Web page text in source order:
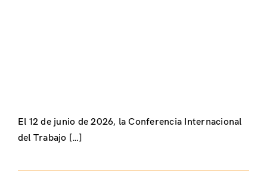
El 12 de junio de 2026, la Conferencia Internacional
del Trabajo […]